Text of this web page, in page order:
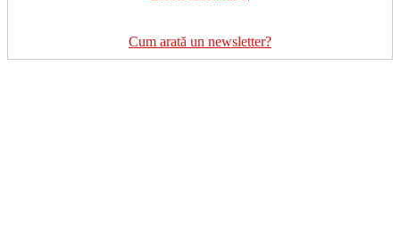
Cum arată un newsletter?